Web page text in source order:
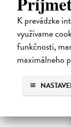
K prevádzke
využívame
funkčnosti,
maximálneho
na